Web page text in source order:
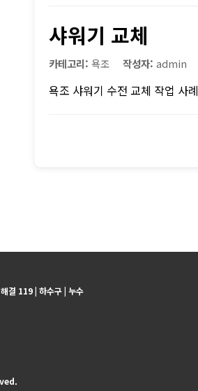
샤워기 교체
카테고리: 욕조 작성자: admin
욕조 샤워기 수전 교체 작업 사례
결 119 | 하수구 | 누수